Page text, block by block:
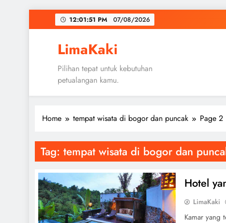
to
12:01:51 PM 07/08/2026
LimaKaki
Pilihan tepat untuk kebutuhan
petualangan kamu.
Home tempat wisata di bogor dan puncak Page 2
Tag: tempat wisata di bogor dan
Hotel
LimaKaki
Kamar yang